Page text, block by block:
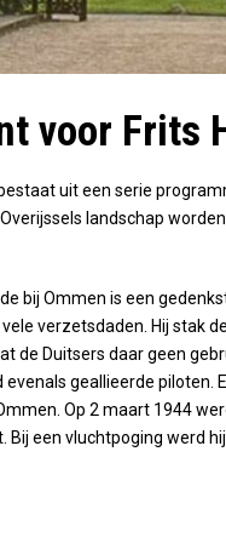
voor Frits
uit een serie
landschap
bij Ommen is een
verzetsdaden. Hij stak
de Duitsers daar geen
evenals geallieerde piloten.
Op 2 maart 1944
Bij een vluchtpoging werd